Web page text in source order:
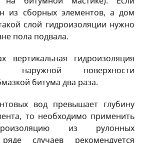
из сборных элементов, а дом
слой гидроизоляции нужно
пола подвала.
вертикальная гидроизоляция
наружной поверхности
битума два раза.
вод превышает глубину
то необходимо применить
из рулонных
случаев рекомендуется